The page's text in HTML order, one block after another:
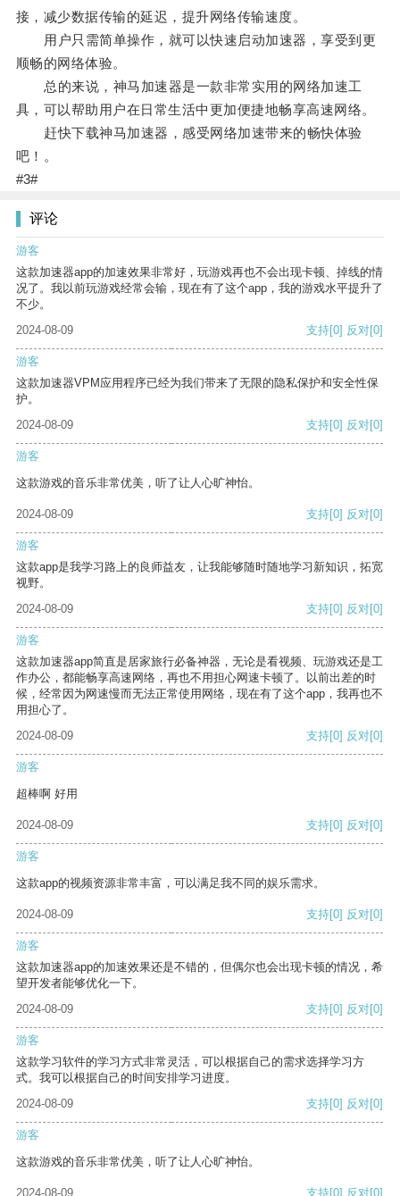
接，减少数据传输的延迟，提升网络传输速度。
用户只需简单操作，就可以快速启动加速器，享受到更
顺畅的网络体验。
总的来说，神马加速器是一款非常实用的网络加速工
具，可以帮助用户在日常生活中更加便捷地畅享高速网络。
赶快下载神马加速器，感受网络加速带来的畅快体验
吧！。
#3#
评论
游客
这款加速器app的加速效果非常好，玩游戏再也不会出现卡顿、掉线的情
况了。我以前玩游戏经常会输，现在有了这个app，我的游戏水平提升了
不少。
2024-08-09
支持[0] 反对[0]
游客
这款加速器VPM应用程序已经为我们带来了无限的隐私保护和安全性保
护。
2024-08-09
支持[0] 反对[0]
游客
这款游戏的音乐非常优美，听了让人心旷神怡。
2024-08-09 支持[0] 反对[0]
游客
这款app是我学习路上的良师益友，让我能够随时随地学习新知识，拓宽
视野。
2024-08-09
支持[0] 反对[0]
游客
这款加速器app简直是居家旅行必备神器，无论是看视频、玩游戏还是工
作办公，都能畅享高速网络，再也不用担心网速卡顿了。以前出差的时
候，经常因为网速慢而无法正常使用网络，现在有了这个app，我再也不
用担心了。
2024-08-09
支持[0] 反对[0]
游客
超棒啊 好用
2024-08-09 支持[0] 反对[0]
游客
这款app的视频资源非常丰富，可以满足我不同的娱乐需求。
2024-08-09 支持[0] 反对[0]
游客
这款加速器app的加速效果还是不错的，但偶尔也会出现卡顿的情况，希
望开发者能够优化一下。
2024-08-09
支持[0] 反对[0]
游客
这款学习软件的学习方式非常灵活，可以根据自己的需求选择学习方
式。我可以根据自己的时间安排学习进度。
2024-08-09
支持[0] 反对[0]
游客
这款游戏的音乐非常优美，听了让人心旷神怡。
2024-08-09 支持[0] 反对[0]